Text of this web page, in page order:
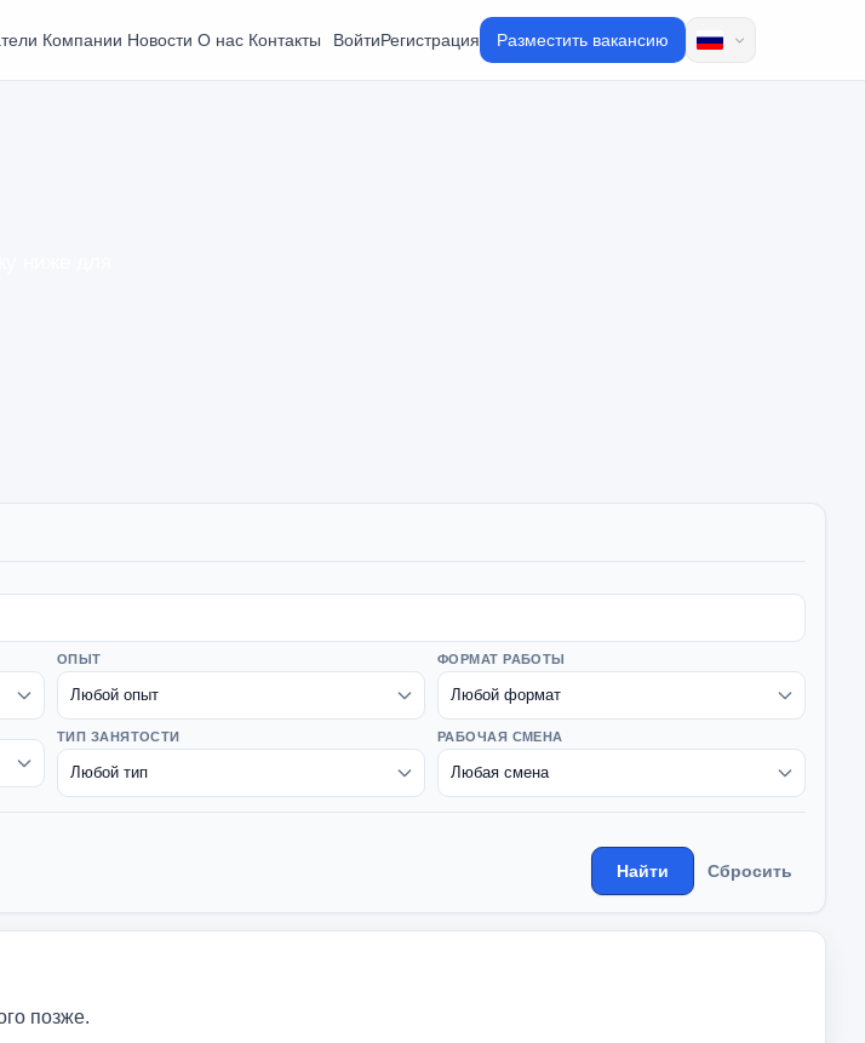
Компании Новости О нас Контакты ВойтиРегистрация Разместить вакансию
ОПЫТ ФОРМАТ РАБОТЫ
ТИП ЗАНЯТОСТИ РАБОЧАЯ СМЕНА
Найти Сбросить
позже.